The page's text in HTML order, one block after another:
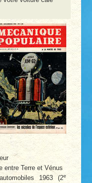
entre Terre et Vénus
1963 (2e